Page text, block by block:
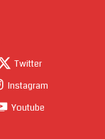
Twitter
Instagram
Youtube